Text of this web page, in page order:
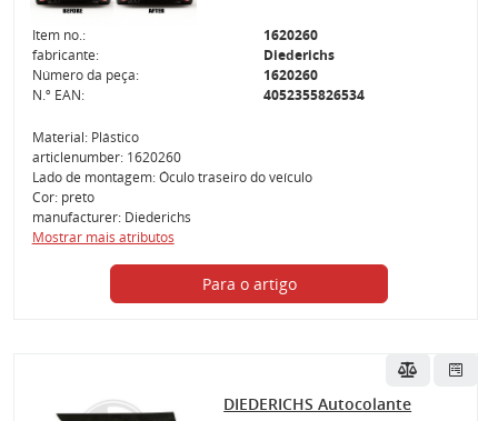
Item no.:
1620260
fabricante:
Diederichs
Número da peça:
1620260
N.º EAN:
4052355826534
Material: Plástico
articlenumber: 1620260
Lado de montagem: Óculo traseiro do veículo
Cor: preto
manufacturer: Diederichs
Mostrar mais atributos
Para o artigo
DIEDERICHS Autocolante